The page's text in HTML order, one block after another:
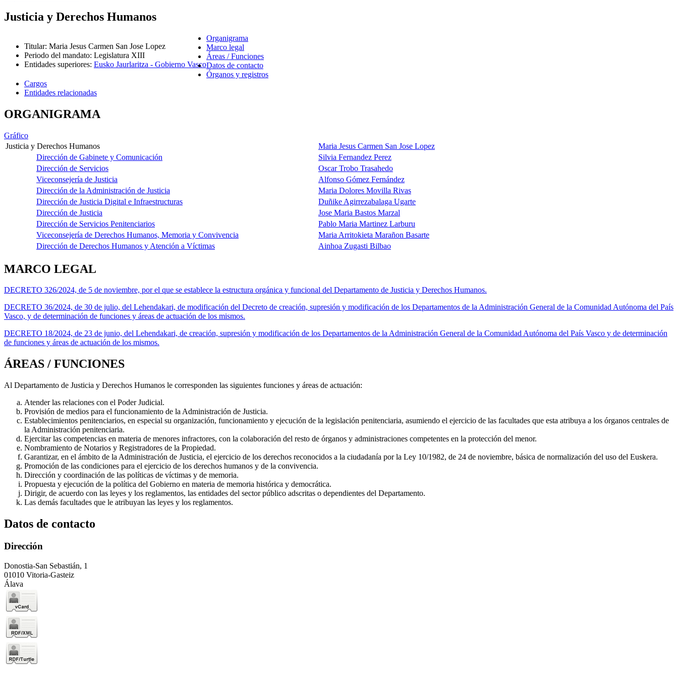
Justicia y Derechos Humanos
Titular: Maria Jesus Carmen San Jose Lopez
Periodo del mandato: Legislatura XIII
Entidades superiores: Eusko Jaurlaritza - Gobierno Vasco
Organigrama
Marco legal
Áreas / Funciones
Datos de contacto
Órganos y registros
Cargos
Entidades relacionadas
ORGANIGRAMA
Gráfico
Justicia y Derechos Humanos
Maria Jesus Carmen San Jose Lopez
Dirección de Gabinete y Comunicación
Silvia Fernandez Perez
Dirección de Servicios
Oscar Trobo Trasahedo
Viceconsejería de Justicia
Alfonso Gómez Fernández
Dirección de la Administración de Justicia
Maria Dolores Movilla Rivas
Dirección de Justicia Digital e Infraestructuras
Duñike Agirrezabalaga Ugarte
Dirección de Justicia
Jose Maria Bastos Marzal
Dirección de Servicios Penitenciarios
Pablo Maria Martinez Larburu
Viceconsejería de Derechos Humanos, Memoria y Convivencia
Maria Arritokieta Marañon Basarte
Dirección de Derechos Humanos y Atención a Víctimas
Ainhoa Zugasti Bilbao
MARCO LEGAL
DECRETO 326/2024, de 5 de noviembre, por el que se establece la estructura orgánica y funcional del Departamento de Justicia y Derechos Humanos.
DECRETO 36/2024, de 30 de julio, del Lehendakari, de modificación del Decreto de creación, supresión y modificación de los Departamentos de la Administración General de la Comunidad Autónoma del País
Vasco, y de determinación de funciones y áreas de actuación de los mismos.
DECRETO 18/2024, de 23 de junio, del Lehendakari, de creación, supresión y modificación de los Departamentos de la Administración General de la Comunidad Autónoma del País Vasco y de determinación
de funciones y áreas de actuación de los mismos.
ÁREAS / FUNCIONES
Al Departamento de Justicia y Derechos Humanos le corresponden las siguientes funciones y áreas de actuación:
Atender las relaciones con el Poder Judicial.
Provisión de medios para el funcionamiento de la Administración de Justicia.
Establecimientos penitenciarios, en especial su organización, funcionamiento y ejecución de la legislación penitenciaria, asumiendo el ejercicio de las facultades que esta atribuya a los órganos centrales de
la Administración penitenciaria.
Ejercitar las competencias en materia de menores infractores, con la colaboración del resto de órganos y administraciones competentes en la protección del menor.
Nombramiento de Notarios y Registradores de la Propiedad.
Garantizar, en el ámbito de la Administración de Justicia, el ejercicio de los derechos reconocidos a la ciudadanía por la Ley 10/1982, de 24 de noviembre, básica de normalización del uso del Euskera.
Promoción de las condiciones para el ejercicio de los derechos humanos y de la convivencia.
Dirección y coordinación de las políticas de víctimas y de memoria.
Propuesta y ejecución de la política del Gobierno en materia de memoria histórica y democrática.
Dirigir, de acuerdo con las leyes y los reglamentos, las entidades del sector público adscritas o dependientes del Departamento.
Las demás facultades que le atribuyan las leyes y los reglamentos.
Datos de contacto
Dirección
Donostia-San Sebastián, 1
01010 Vitoria-Gasteiz
Álava